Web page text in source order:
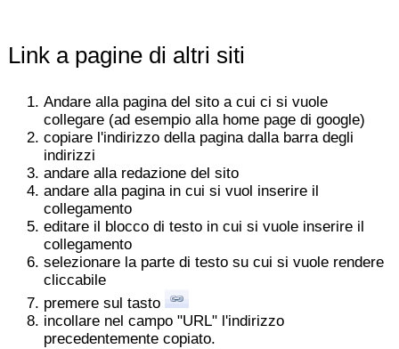
Link a pagine di altri siti
Andare alla pagina del sito a cui ci si vuole
collegare (ad esempio alla home page di google)
copiare l'indirizzo della pagina dalla barra degli
indirizzi
andare alla redazione del sito
andare alla pagina in cui si vuol inserire il
collegamento
editare il blocco di testo in cui si vuole inserire il
collegamento
selezionare la parte di testo su cui si vuole rendere
cliccabile
premere sul tasto
incollare nel campo "URL" l'indirizzo
precedentemente copiato.